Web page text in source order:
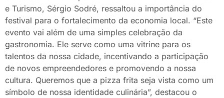
e Turismo, Sérgio Sodré, ressaltou a importância do
festival para o fortalecimento da economia local. “Este
evento vai além de uma simples celebração da
gastronomia. Ele serve como uma vitrine para os
talentos da nossa cidade, incentivando a participação
de novos empreendedores e promovendo a nossa
cultura. Queremos que a pizza frita seja vista como um
símbolo de nossa identidade culinária”, destacou o